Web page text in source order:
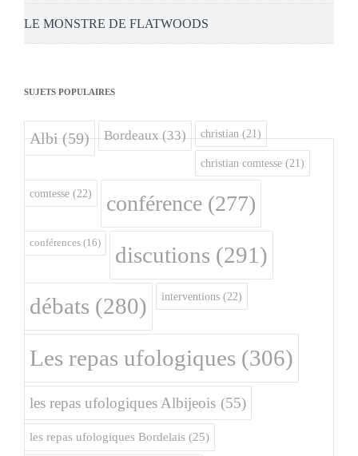
LE MONSTRE DE FLATWOODS
SUJETS POPULAIRES
Albi(59) Bordeaux(33) christian (21)
christian comtesse (21)
comtesse (22) conférence (277)
conférences (16) discutions (291)
débats (280) interventions (22)
Les repas ufologiques (306)
les repas ufologiques Albijeois (55)
les repas ufologiques Bordelais (25)